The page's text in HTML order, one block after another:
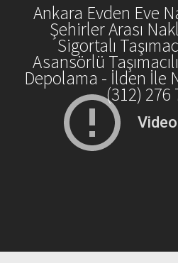
Ankara Evden Eve
Şehirler Arası
Sigortalı
Asansörlü
Depolama - İlden İle
(312) 276